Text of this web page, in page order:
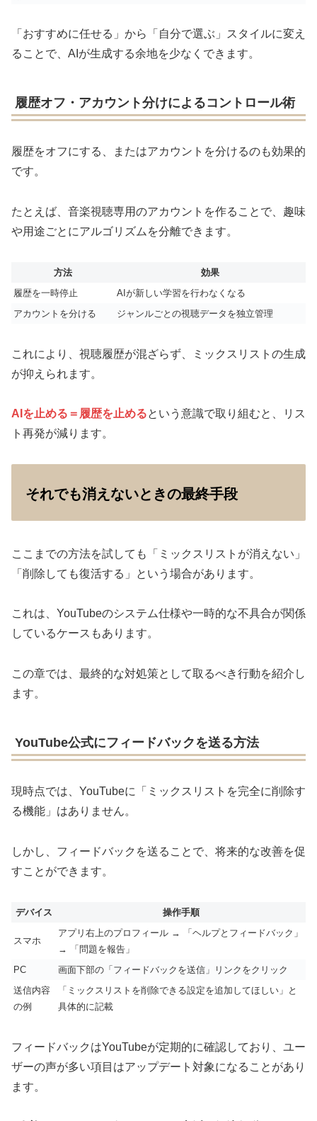
「おすすめに任せる」から「自分で選ぶ」スタイルに変え
ることで、AIが生成する余地を少なくできます。
履歴オフ・アカウント分けによるコントロール術
履歴をオフにする、またはアカウントを分けるのも効果的
です。
たとえば、音楽視聴専用のアカウントを作ることで、趣味
や用途ごとにアルゴリズムを分離できます。
方法
効果
履歴を一時停止
AIが新しい学習を行わなくなる
アカウントを分ける
ジャンルごとの視聴データを独立管理
これにより、視聴履歴が混ざらず、ミックスリストの生成
が抑えられます。
AIを止める＝履歴を止めるという意識で取り組むと、リス
ト再発が減ります。
それでも消えないときの最終手段
ここまでの方法を試しても「ミックスリストが消えない」
「削除しても復活する」という場合があります。
これは、YouTubeのシステム仕様や一時的な不具合が関係
しているケースもあります。
この章では、最終的な対処策として取るべき行動を紹介し
ます。
YouTube公式にフィードバックを送る方法
現時点では、YouTubeに「ミックスリストを完全に削除す
る機能」はありません。
しかし、フィードバックを送ることで、将来的な改善を促
すことができます。
デバイス 操作手順
スマホ
アプリ右上のプロフィール → 「ヘルプとフィードバック」
→ 「問題を報告」
PC
画面下部の「フィードバックを送信」リンクをクリック
送信内容
の例
「ミックスリストを削除できる設定を追加してほしい」と
具体的に記載
フィードバックはYouTubeが定期的に確認しており、ユー
ザーの声が多い項目はアップデート対象になることがあり
ます。